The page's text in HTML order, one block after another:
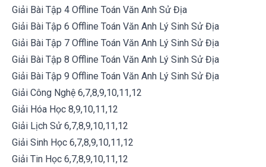
Giải Bài Tập 4 Offline Toán Văn Anh Sử Địa
Giải Bài Tập 6 Offline Toán Văn Anh Lý Sinh Sử Địa
Giải Bài Tập 7 Offline Toán Văn Anh Lý Sinh Sử Địa
Giải Bài Tập 8 Offline Toán Văn Anh Lý Sinh Sử Địa
Giải Bài Tập 9 Offline Toán Văn Anh Lý Sinh Sử Địa
Giải Công Nghệ 6,7,8,9,10,11,12
Giải Hóa Học 8,9,10,11,12
Giải Lịch Sử 6,7,8,9,10,11,12
Giải Sinh Học 6,7,8,9,10,11,12
Giải Tin Học 6,7,8,9,10,11,12